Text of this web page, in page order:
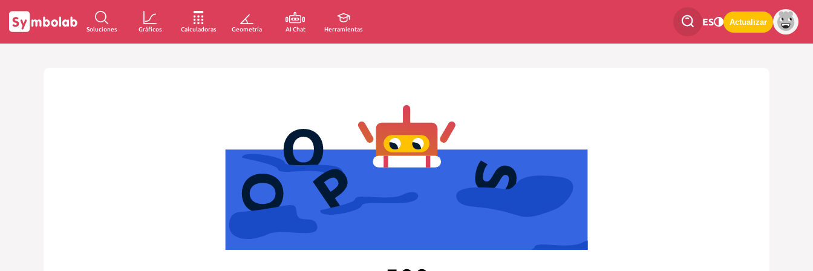
Soluciones Gráficos Calculadoras Geometría AI Chat Herramientas
ES Actualizar